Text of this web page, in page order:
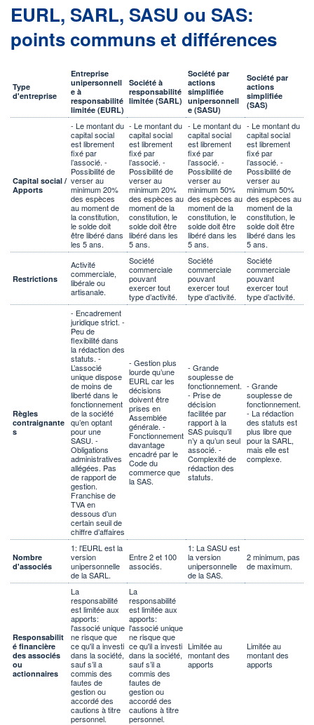
EURL, SARL, SASU ou SAS:
points communs et différences
Type
d'entreprise
Entreprise
unipersonnell
e à
responsabilité
limitée (EURL)
Société à
responsabilité
limitée (SARL)
Société par
actions
simplifiée
unipersonnell
e (SASU)
Société par
actions
simplifiée
(SAS)
Capital social /
Apports
- Le montant du
capital social
est librement
fixé par
l’associé. -
Possibilité de
verser au
minimum 20%
des espèces
au moment de
la constitution,
le solde doit
être libéré dans
les 5 ans.
- Le montant du
capital social
est librement
fixé par
l’associé. -
Possibilité de
verser au
minimum 20%
des espèces au
moment de la
constitution, le
solde doit être
libéré dans les
5 ans.
- Le montant du
capital social
est librement
fixé par
l’associé. -
Possibilité de
verser au
minimum 50%
des espèces au
moment de la
constitution, le
solde doit être
libéré dans les
5 ans.
- Le montant du
capital social
est librement
fixé par
l’associé. -
Possibilité de
verser au
minimum 50%
des espèces au
moment de la
constitution, le
solde doit être
libéré dans les
5 ans.
Restrictions
Activité
commerciale,
libérale ou
artisanale.
Société
commerciale
pouvant
exercer tout
type d’activité.
Société
commerciale
pouvant
exercer tout
type d’activité.
Société
commerciale
pouvant
exercer tout
type d’activité.
Règles
contraignante
s
- Encadrement
juridique strict. -
Peu de
flexibilité dans
la rédaction des
statuts. -
L’associé
unique dispose
de moins de
liberté dans le
fonctionnement
de la société
qu’en optant
pour une
SASU. -
Obligations
administratives
allégées. Pas
de rapport de
gestion.
Franchise de
TVA en
dessous d’un
certain seuil de
chiffre d’affaires
- Gestion plus
lourde qu’une
EURL car les
décisions
doivent être
prises en
Assemblée
générale. -
Fonctionnement
davantage
encadré par le
Code du
commerce que
la SAS.
- Grande
souplesse de
fonctionnement.
- Prise de
décision
facilitée par
rapport à la
SAS puisqu’il
n’y a qu’un seul
associé. -
Complexité de
rédaction des
statuts.
- Grande
souplesse de
fonctionnement.
- La rédaction
des statuts est
plus libre que
pour la SARL,
mais elle est
complexe.
Nombre
d'associés
1: l'EURL est la
version
unipersonnelle
de la SARL.
Entre 2 et 100
associés.
1: La SASU est
la version
unipersonnelle
de la SAS.
2 minimum, pas
de maximum.
Responsabilit
é financière
des associés
ou
actionnaires
La
responsabilité
est limitée aux
apports:
l'associé unique
ne risque que
ce qu'il a investi
dans la société,
sauf s’il a
commis des
fautes de
gestion ou
accordé des
cautions à titre
personnel.
La
responsabilité
est limitée aux
apports:
l'associé unique
ne risque que
ce qu'il a investi
dans la société,
sauf s’il a
commis des
fautes de
gestion ou
accordé des
cautions à titre
personnel.
Limitée au
montant des
apports
Limitée au
montant des
apports